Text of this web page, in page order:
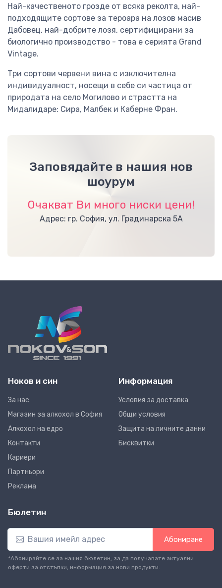
Най-качественото грозде от всяка реколта, най-
подходящите сортове за тероара на лозов масив
Дабовец, най-добрите лозя, сертифицирани за
биологично производство - това е серията Grand
Vintage.
Три сортови червени вина с изключителна
индивидуалност, носещи в себе си частица от
природата на село Могилово и страстта на
Мидалидаре: Сира, Малбек и Каберне Фран.
Заповядайте в нашия нов
шоурум
Очакват Ви много ниски цени!
Адрес: гр. София, ул. Градинарска 5А
Ноков и син
За нас
Магазин за алкохол в София
Алкохол на едро
Контакти
Кариери
Партньори
Реклама
Информация
Условия за доставка
Общи условия
Защита на личните данни
Бисквитки
Бюлетин
Абониране
*Абонирайте се за нашия бюлетин, за да получавате актуални
оферти за отстъпки, информация за нови продукти.